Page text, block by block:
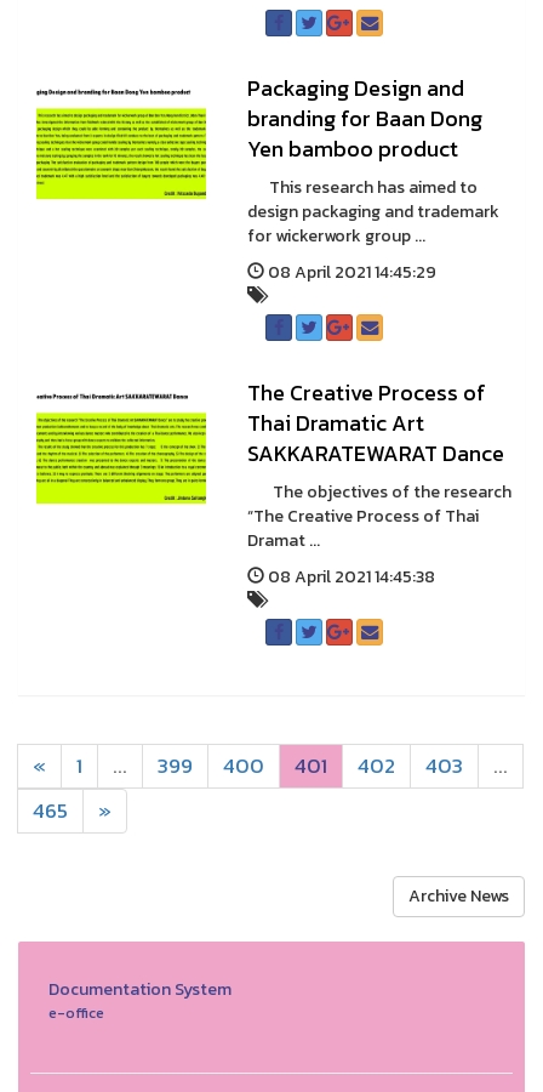
Packaging Design and
branding for Baan Dong
Yen bamboo product
This research has aimed to
design packaging and trademark
for wickerwork group ...
08 April 2021 14:45:29
The Creative Process of
Thai Dramatic Art
SAKKARATEWARAT Dance
The objectives of the research
“The Creative Process of Thai
Dramat ...
08 April 2021 14:45:38
« 1 ... 399 400 401 402 403
...
465
»
Archive News
Documentation System
e-office